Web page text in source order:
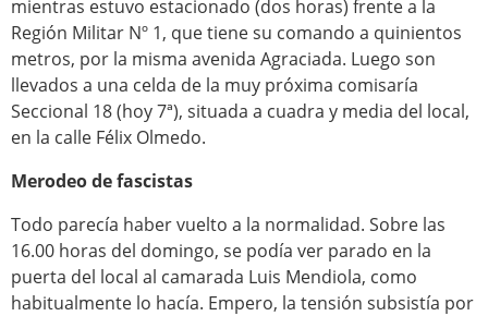
mientras estuvo estacionado (dos horas) frente a la
Región Militar Nº 1, que tiene su comando a quinientos
metros, por la misma avenida Agraciada. Luego son
llevados a una celda de la muy próxima comisaría
Seccional 18 (hoy 7ª), situada a cuadra y media del local,
en la calle Félix Olmedo.
Merodeo de fascistas
Todo parecía haber vuelto a la normalidad. Sobre las
16.00 horas del domingo, se podía ver parado en la
puerta del local al camarada Luis Mendiola, como
habitualmente lo hacía. Empero, la tensión subsistía por